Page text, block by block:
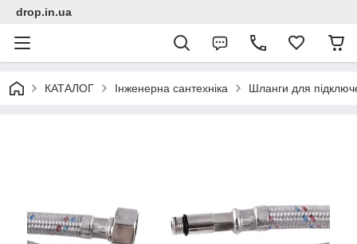
drop.in.ua
КАТАЛОГ Інженерна сантехніка Шланги для